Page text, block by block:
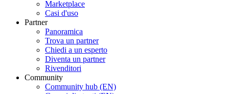
Marketplace
Casi d'uso
Partner
Panoramica
Trova un partner
Chiedi a un esperto
Diventa un partner
Rivenditori
Community
Community hub (EN)